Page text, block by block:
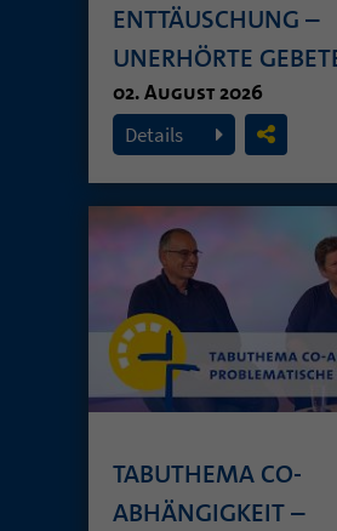
ENTTÄUSCHUNG –
UNERHÖRTE
02. August 2026
Details
TABUTHEMA CO-
ABHÄNGIGKEIT –